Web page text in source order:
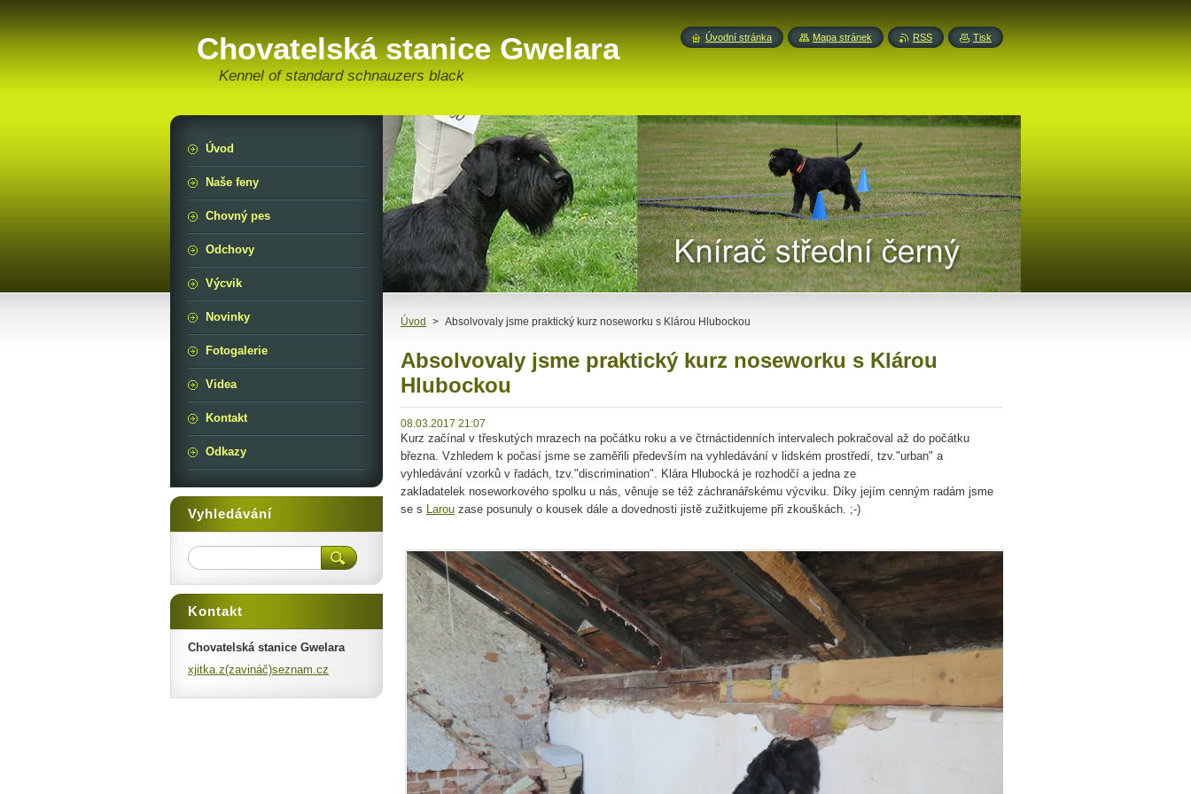
Chovatelská stanice Gwelara
Kennel of standard schnauzers black
Úvod > Absolvovaly jsme praktický kurz noseworku s Klárou Hlubockou
Absolvovaly jsme praktický kurz noseworku s Klárou
Hlubockou
08.03.2017 21:07
Kurz začínal v třeskutých mrazech na počátku roku a ve čtrnáctidenních intervalech pokračoval až do počátku
března. Vzhledem k počasí jsme se zaměřili především na vyhledávání v lidském prostředí, tzv."urban" a
vyhledávání vzorků v řadách, tzv."discrimination". Klára Hlubocká je rozhodčí a jedna ze
zakladatelek noseworkového spolku u nás, věnuje se též záchranářskému výcviku. Díky jejím cenným radám jsme
se s Larou zase posunuly o kousek dále a dovednosti jistě zužitkujeme při zkouškách. ;-)
Úvod
Naše feny
Chovný pes
Odchovy
Výcvik
Novinky
Fotogalerie
Videa
Kontakt
Odkazy
Vyhledávání
Kontakt
Chovatelská stanice Gwelara
xjitka.z(zavináč)seznam.cz
Úvodní stránka Mapa stránek RSS Tisk